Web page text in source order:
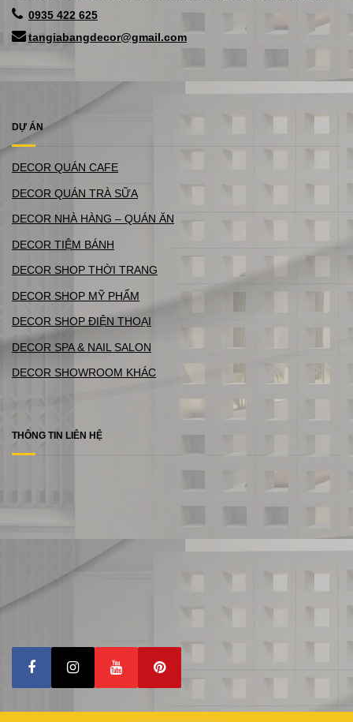
0935 422 625
tangiabangdecor@gmail.com
DỰ ÁN
DECOR QUÁN CAFE
DECOR QUÁN TRÀ SỮA
DECOR NHÀ HÀNG – QUÁN ĂN
DECOR TIỆM BÁNH
DECOR SHOP THỜI TRANG
DECOR SHOP MỸ PHẨM
DECOR SHOP ĐIỆN THOẠI
DECOR SPA & NAIL SALON
DECOR SHOWROOM KHÁC
THÔNG TIN LIÊN HỆ